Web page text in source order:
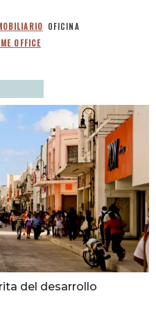
OFICINA
OFFICE
del desarrollo